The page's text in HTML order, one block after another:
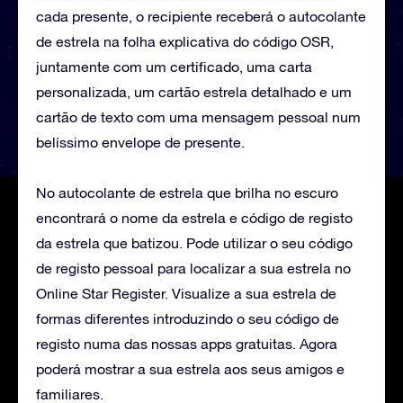
cada presente, o recipiente receberá o autocolante
de estrela na folha explicativa do código OSR,
juntamente com um certificado, uma carta
personalizada, um cartão estrela detalhado e um
cartão de texto com uma mensagem pessoal num
belíssimo envelope de presente.
No autocolante de estrela que brilha no escuro
encontrará o nome da estrela e código de registo
da estrela que batizou. Pode utilizar o seu código
de registo pessoal para localizar a sua estrela no
Online Star Register. Visualize a sua estrela de
formas diferentes introduzindo o seu código de
registo numa das nossas apps gratuitas. Agora
poderá mostrar a sua estrela aos seus amigos e
familiares.